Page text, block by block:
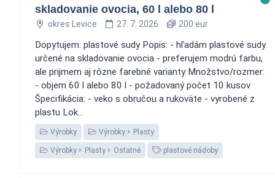
skladovanie ovocia, 60 l alebo 80 l
okres Levice 27. 7. 2026 200 eur
Dopytujem: plastové sudy Popis: - hľadám plastové sudy
určené na skladovanie ovocia - preferujem modrú farbu,
ale prijmem aj rôzne farebné varianty Množstvo/rozmer:
- objem 60 l alebo 80 l - požadovaný počet 10 kusov
Špecifikácia: - veko s obručou a rukoväte - vyrobené z
plastu Lok...
Výrobky Výrobky Plasty
Výrobky Plasty Ostatné plastové nádoby